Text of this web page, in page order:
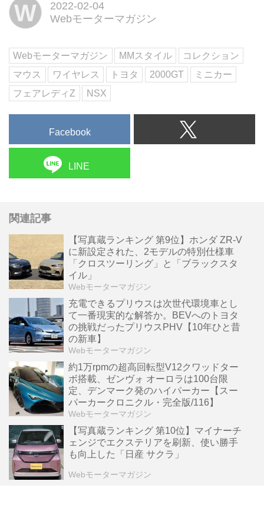
ーマガジン編集部としてオススメ
は、トヨタ 2000GTのワイヤレス
マウスだ。
W
2022-02-04
Webモーターマガジン
Webモーターマガジン MMスタイル
コレクション
マウス
ワイヤレス トヨタ 2000GT
ミニカー
フェアレディZ
NSX
Facebook
LINE
関連記事
【写真蔵ランキング 第9位】ホンダ ZR-V
に新設定された、2モデルの特別仕様車
「クロスツーリング」と「ブラックスタ
イル」
Webモーターマガジン
充電できるプリウスは次世代環境車とし
て一番現実的な解答か。BEVへのトヨタ
の挑戦だったプリウスPHV【10年ひと昔
の新車】
Webモーターマガジン
約1万rpmの超高回転型V12クワッドター
ボ搭載、ゼンヴォ オーロラは100台限
定、デンマーク発のハイパーカー【スー
パーカークロニクル・完全版/116】
Webモーターマガジン
【写真蔵ランキング 第10位】マイナーチ
ェンジでエクステリアを刷新、使い勝手
も向上した「日産 サクラ」
Webモーターマガジン